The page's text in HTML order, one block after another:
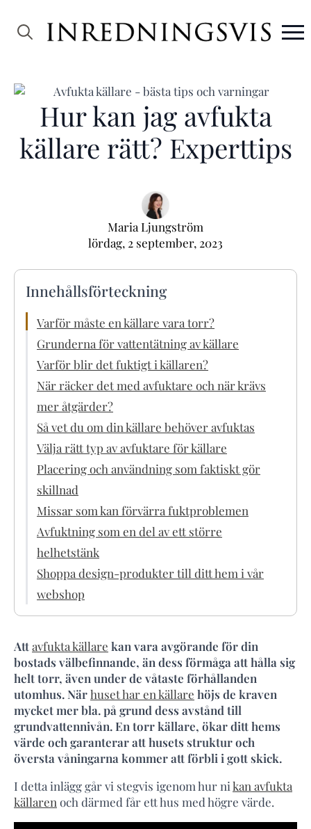
Hur kan jag avfukta
källare rätt? Experttips
Maria Ljungström
lördag, 2 september, 2023
Innehållsförteckning
Varför måste en källare vara torr?
Grunderna för vattentätning av källare
Varför blir det fuktigt i källaren?
När räcker det med avfuktare och när krävs
mer åtgärder?
Så vet du om din källare behöver avfuktas
Välja rätt typ av avfuktare för källare
Placering och användning som faktiskt gör
skillnad
Missar som kan förvärra fuktproblemen
Avfuktning som en del av ett större
helhetstänk
Shoppa design-produkter till ditt hem i vår
webshop
Attavfukta källare kan vara avgörande för din
bostads välbefinnande, än dess förmåga att hålla sig
helt torr, även under de våtaste förhållanden
utomhus. Närhuset har en källare höjs de kraven
mycket mer bla. på grund dess avstånd till
grundvattennivån. En torr källare, ökar ditt hems
värde och garanterar att husets struktur och
översta våningarna kommer att förbli i gott skick.
I detta inlägg går vi stegvis igenom hur nikan avfukta
källaren och därmed får ett hus med högre värde.